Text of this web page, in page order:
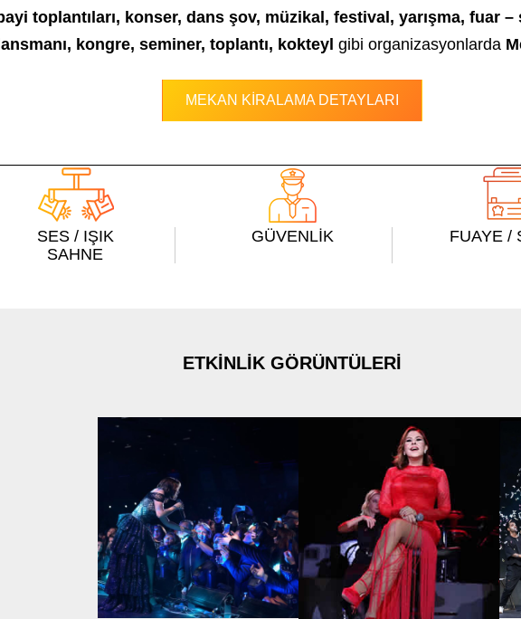
toplantıları, konser, dans şov, müzikal, festival, yarışma, fuar
kongre, seminer, toplantı, kokteyl gibi organizasyonlarda
MEKAN KİRALAMA DETAYLARI
SES / IŞIK
SAHNE
GÜVENLİK FUAYE /
ETKİNLİK GÖRÜNTÜLERİ